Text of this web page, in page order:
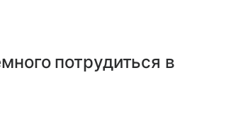
потрудиться в